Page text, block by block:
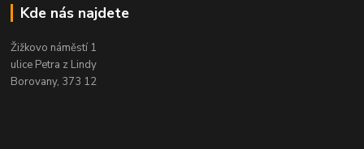
Kde nás najdete
Žižkovo náměstí 1
ulice Petra z Lindy
Borovany, 373 12